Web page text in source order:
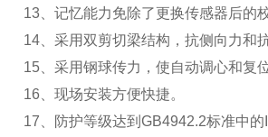
13 、记忆能力免除了更换传感器后的
14 、采用双剪切梁结构，抗侧向力和
15 、采用钢球传力，使自动调心和复
16 、现场安装方便快捷。
17 、防护等级达到GB4942.2标准中的